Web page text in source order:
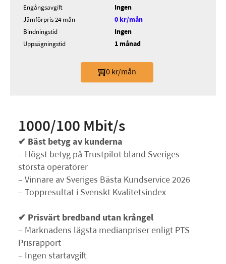
Engångsavgift
Ingen
Jämförpris 24 mån 0 kr/mån
Bindningstid Ingen
Uppsägningstid 1 månad
0 kr/mån
1000/100 Mbit/s
✔ Bäst betyg av kunderna
– Högst betyg på Trustpilot bland Sveriges
största operatörer
– Vinnare av Sveriges Bästa Kundservice 2026
– Toppresultat i Svenskt Kvalitetsindex
✔ Prisvärt bredband utan krångel
– Marknadens lägsta medianpriser enligt PTS
Prisrapport
– Ingen startavgift